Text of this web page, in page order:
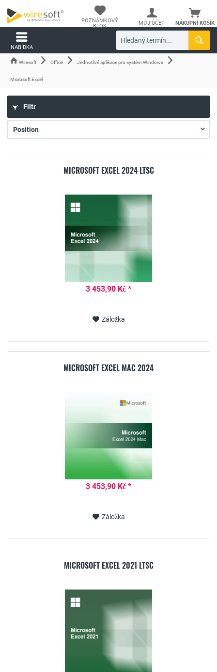
NÁKUPNÍ KOŠÍK
POZNÁMKOVÝ
BLOK
MŮJ ÚČET
NABÍDKA
Wiresoft Office Jednotlivé aplikace pro systém Windows
Microsoft Excel
Filtr
MICROSOFT EXCEL 2024 LTSC
3 453,90 Kč *
Záložka
MICROSOFT EXCEL MAC 2024
3 453,90 Kč *
Záložka
MICROSOFT EXCEL 2021 LTSC